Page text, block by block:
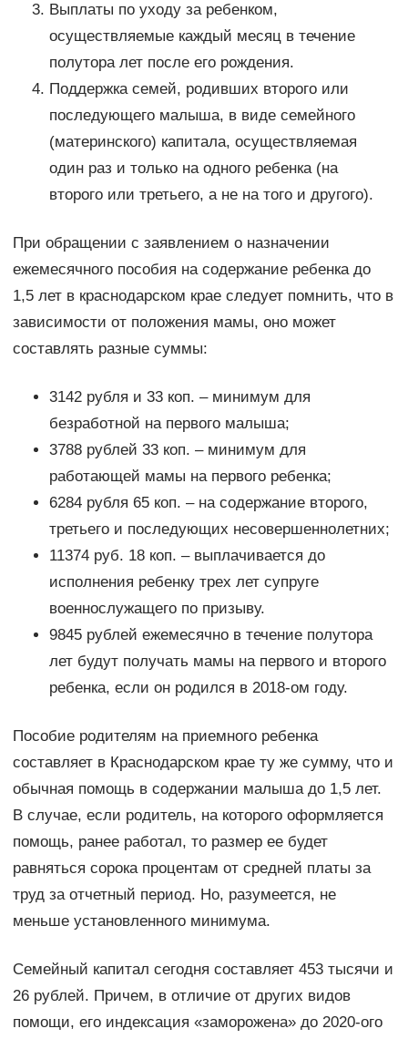
Выплаты по уходу за ребенком,
осуществляемые каждый месяц в течение
полутора лет после его рождения.
Поддержка семей, родивших второго или
последующего малыша, в виде семейного
(материнского) капитала, осуществляемая
один раз и только на одного ребенка (на
второго или третьего, а не на того и другого).
При обращении с заявлением о назначении
ежемесячного пособия на содержание ребенка до
1,5 лет в краснодарском крае следует помнить, что в
зависимости от положения мамы, оно может
составлять разные суммы:
3142 рубля и 33 коп. – минимум для
безработной на первого малыша;
3788 рублей 33 коп. – минимум для
работающей мамы на первого ребенка;
6284 рубля 65 коп. – на содержание второго,
третьего и последующих несовершеннолетних;
11374 руб. 18 коп. – выплачивается до
исполнения ребенку трех лет супруге
военнослужащего по призыву.
9845 рублей ежемесячно в течение полутора
лет будут получать мамы на первого и второго
ребенка, если он родился в 2018-ом году.
Пособие родителям на приемного ребенка
составляет в Краснодарском крае ту же сумму, что и
обычная помощь в содержании малыша до 1,5 лет.
В случае, если родитель, на которого оформляется
помощь, ранее работал, то размер ее будет
равняться сорока процентам от средней платы за
труд за отчетный период. Но, разумеется, не
меньше установленного минимума.
Семейный капитал сегодня составляет 453 тысячи и
26 рублей. Причем, в отличие от других видов
помощи, его индексация «заморожена» до 2020-ого